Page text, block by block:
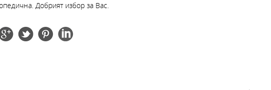
Добрият избор за Вас.